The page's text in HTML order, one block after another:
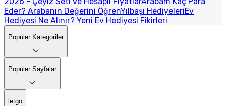
Eder? Arabanın Değerini ÖğrenYılbaşı HediyeleriEv
Hediyesi Ne Alınır? Yeni Ev Hediyesi Fikirleri
Popüler Kategoriler
Popüler Sayfalar
letgo